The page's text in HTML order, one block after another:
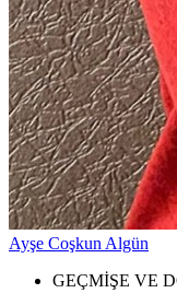
Ayşe Coşkun Algün
GEÇMİŞE VE